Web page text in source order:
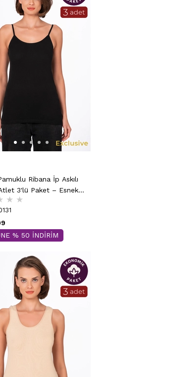
Ribana İp Askılı
3'lü Paket – Esnek &
K0107
★ ★
% 50 İNDİRİM